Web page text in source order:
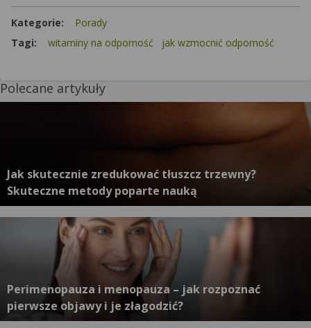
Kategorie:
Porady
Tagi:
witaminy na odporność jak wzmocnić odporność
Polecane artykuły
Jak skutecznie zredukować tłuszcz trzewny?
Skuteczne metody poparte nauką
Perimenopauza i menopauza – jak rozpoznać
pierwsze objawy i je złagodzić?